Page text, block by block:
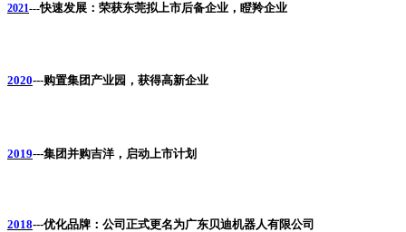
2021---快速发展：荣获东莞拟上市后备企业，瞪羚企业
2020---购置集团产业园，获得高新企业
2019---集团并购吉洋，启动上市计划
2018---优化品牌：公司正式更名为广东贝迪机器人有限公司